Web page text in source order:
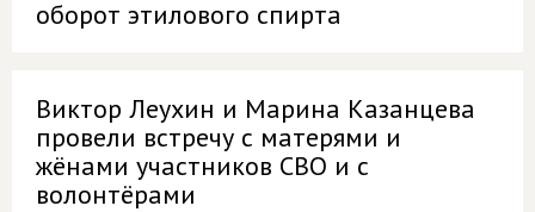
оборот этилового спирта
Виктор Леухин и Марина Казанцева
провели встречу с матерями и
жёнами участников СВО и с
волонтёрами